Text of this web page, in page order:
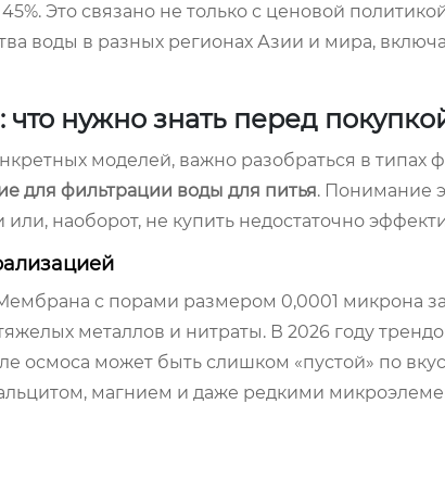
Это связано не только с ценовой
воды в разных регионах Азии и мира,
нужно знать перед
моделей, важно разобраться в типах
для фильтрации воды для питья. Понимание
наоборот, не купить недостаточно
Мембрана с порами размером 0,0001 микрона
металлов и нитраты. В 2026 году
осмоса может быть слишком «пустой» по
магнием и даже редкими